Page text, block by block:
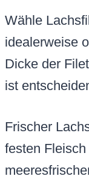
Wähle
idealerweise
Dicke der
ist
Frischer
festen